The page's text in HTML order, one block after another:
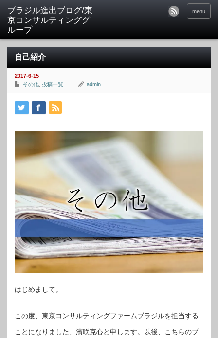
ブラジル進出ブログ/東
京コンサルティンググ
ループ
menu
自己紹介
2017-6-15
その他 投稿一覧 admin
はじめまして。
この度、東京コンサルティングファームブラジルを担当する
ことになりました、濱咲克心と申します。以後、こちらのブ